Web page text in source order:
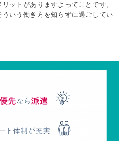
ットがありますよってことです。
いう働き方を知らずに過ごしてい